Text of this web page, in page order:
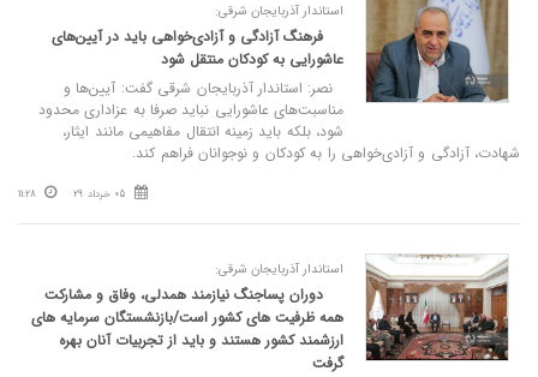
استاندار آذربایجان شرقی:
فرهنگ آزادگی و آزادی‌خواهی باید در آیین‌های
عاشورایی به کودکان منتقل شود
نصر: استاندار آذربایجان شرقی گفت: آیین‌ها و
مناسبت‌های عاشورایی نباید صرفا به عزاداری محدود
شود، بلکه باید زمینه انتقال مفاهیمی مانند ایثار،
شهادت، آزادگی و آزادی‌خواهی را به کودکان و نوجوانان فراهم کند.
05 خرداد 29 11:28
استاندار آذربایجان شرقی:
دوران پساجنگ نیازمند همدلی، وفاق و مشارکت
همه ظرفیت‌ های کشور است/بازنشستگان سرمایه ‌های
ارزشمند کشور هستند و باید از تجربیات آنان بهره
گرفت